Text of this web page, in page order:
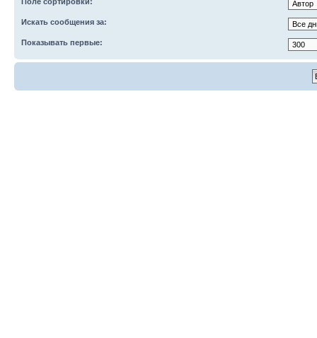
Искать сообщения за:
Показывать первые: